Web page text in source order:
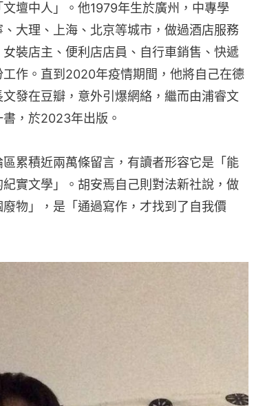
壇中人」。他1979年生於廣州，中專學
大理、上海、北京等城市，做過酒店服務
裝店主、便利店店員、自行車銷售、快遞
作。直到2020年疫情期間，他將自己在德
發在豆瓣，意外引爆網絡，繼而由浦睿文
，於2023年出版。
區累積近兩萬條留言，有讀者形容它是「能
實文學」。胡安焉自己則對法新社說，做
物」，是「通過寫作，才找到了自我價